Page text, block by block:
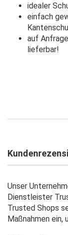
idealer
einfach
auf
lieferbar!
Unser
Dienstleister
Trusted Shops
Maßnahmen ein,